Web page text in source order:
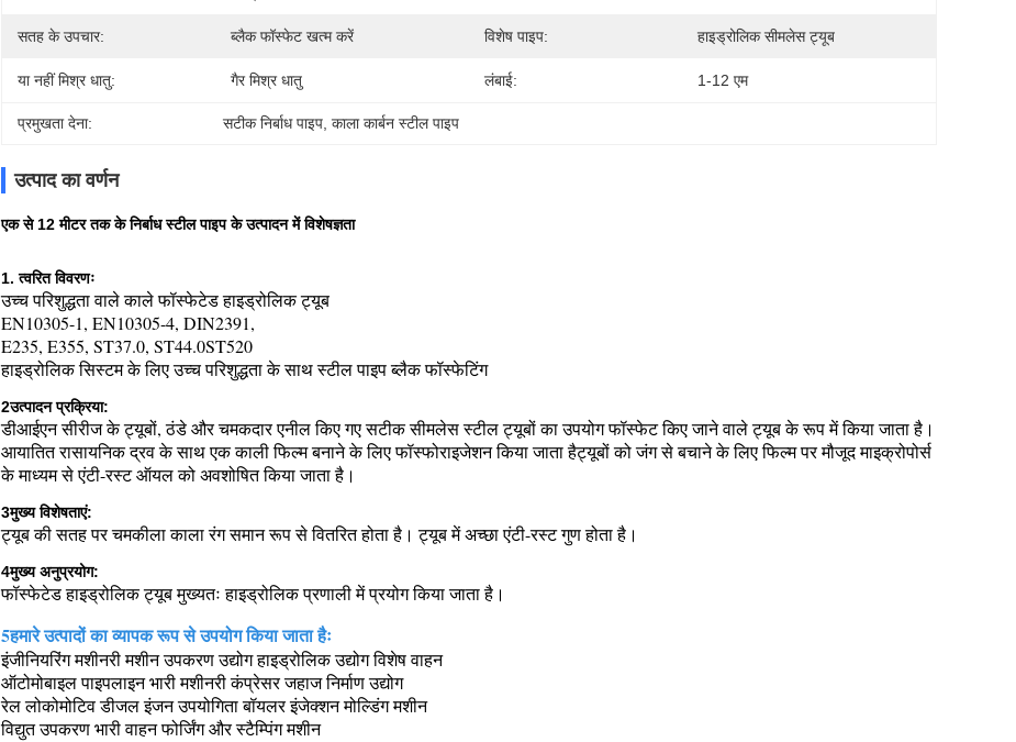
सतह के उपचार: ब्लैक फॉस्फेट खत्म करें विशेष पाइप: हाइड्रोलिक सीमलेस ट्यूब
या नहीं मिश्र धातु: गैर मिश्र धातु लंबाई: 1-12 एम
प्रमुखता देना: सटीक निर्बाध पाइप , काला कार्बन स्टील पाइप
उत्पाद का वर्णन
एक से 12 मीटर तक के निर्बाध स्टील पाइप के उत्पादन में विशेषज्ञता
1. त्वरित विवरणः
उच्च परिशुद्धता वाले काले फॉस्फेटेड हाइड्रोलिक ट्यूब
EN10305-1, EN10305-4, DIN2391,
E235, E355, ST37.0, ST44.0ST520
हाइड्रोलिक सिस्टम के लिए उच्च परिशुद्धता के साथ स्टील पाइप ब्लैक फॉस्फेटिंग
2उत्पादन प्रक्रिया:
डीआईएन सीरीज के ट्यूबों, ठंडे और चमकदार एनील किए गए सटीक सीमलेस स्टील ट्यूबों का उपयोग फॉस्फेट किए जाने वाले ट्यूब के रूप में किया जाता है।
आयातित रासायनिक द्रव के साथ एक काली फिल्म बनाने के लिए फॉस्फोराइजेशन किया जाता हैट्यूबों को जंग से बचाने के लिए फिल्म पर मौजूद माइक्रोपोर्स
के माध्यम से एंटी-रस्ट ऑयल को अवशोषित किया जाता है।
3मुख्य विशेषताएं:
ट्यूब की सतह पर चमकीला काला रंग समान रूप से वितरित होता है। ट्यूब में अच्छा एंटी-रस्ट गुण होता है।
4मुख्य अनुप्रयोग:
फॉस्फेटेड हाइड्रोलिक ट्यूब मुख्यतः हाइड्रोलिक प्रणाली में प्रयोग किया जाता है।
5हमारे उत्पादों का व्यापक रूप से उपयोग किया जाता हैः
इंजीनियरिंग मशीनरी मशीन उपकरण उद्योग हाइड्रोलिक उद्योग विशेष वाहन
ऑटोमोबाइल पाइपलाइन भारी मशीनरी कंप्रेसर जहाज निर्माण उद्योग
रेल लोकोमोटिव डीजल इंजन उपयोगिता बॉयलर इंजेक्शन मोल्डिंग मशीन
विद्युत उपकरण भारी वाहन फोर्जिंग और स्टैम्पिंग मशीन